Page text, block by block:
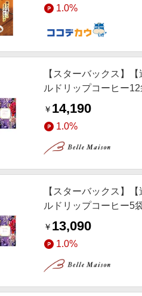
1.0%
【スターバックス】
ルドリップコーヒー
￥ 14,190
1.0%
【スターバックス】
ルドリップコーヒー5
￥ 13,090
1.0%